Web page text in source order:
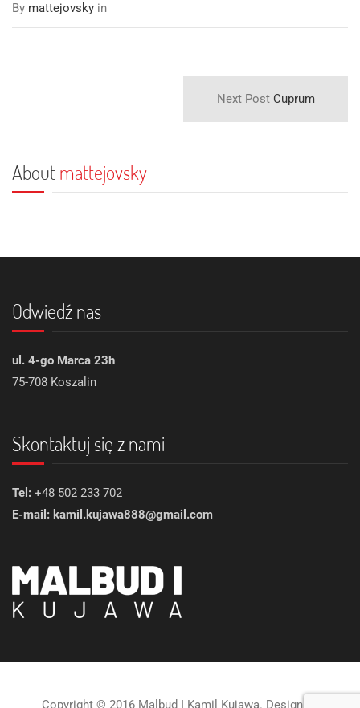
By mattejovsky in
Next PostCuprum
Aboutmattejovsky
Odwiedź nas
ul. 4-go Marca 23h
75-708 Koszalin
Skontaktuj się z nami
Tel: +48 502 233 702
E-mail: kamil.kujawa888@gmail.com
Copyright © 2016 Malbud I Kamil Kujawa. Design by